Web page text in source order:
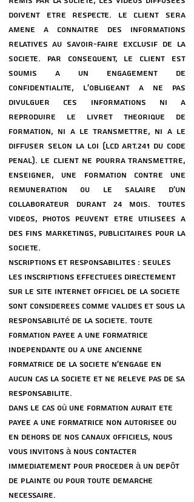
DOIVENT eTRE RESPECTe. LE CLIENT SERA
AMENe a CONNAITRE DES INFORMATIONS
RELATIVES AU SAVOIR-FAIRE EXCLUSIF DE LA
SOCIeTe. PAR CONSeQUENT, LE CLIENT EST
SOUMIS a UN ENGAGEMENT DE
CONFIDENTIALITe, L'OBLIGEANT a NE PAS
DIVULGUER CES INFORMATIONS NI a
REPRODUIRE LE LIVRET THeORIQUE DE
FORMATION, NI a LE TRANSMETTRE, NI a LE
DIFFUSER SELON LA LOI (LCD ART.241 DU CODE
PeNAL). LE CLIENT NE POURRA TRANSMETTRE,
ENSEIGNER, UNE FORMATION CONTRE UNE
ReMUNeRATION OU LE SALAIRE D’UN
COLLABORATEUR DURANT 24 MOIS. TOUTES
VIDeOS, PHOTOS PEUVENT eTRE UTILISeES a
DES FINS MARKETINGS, PUBLICITAIRES POUR LA
SOCIeTe.
nscriptions et responsabilites : Seules
les inscriptions effectuees directement
sur le site internet officiel de la societe
sont considerees comme valides et sous la
responsabilité de la societe. Toute
formation payee a une formatrice
independante ou a une ancienne
formatrice de la societe n’engage en
aucun cas la societe et ne releve pas de sa
responsabilite.
Dans le cas où une formation aurait ete
payee a une formatrice non autorisee ou
en dehors de nos canaux officiels, nous
vous invitons à nous contacter
immediatement pour proceder à un depôt
de plainte ou pour toute demarche
necessaire.